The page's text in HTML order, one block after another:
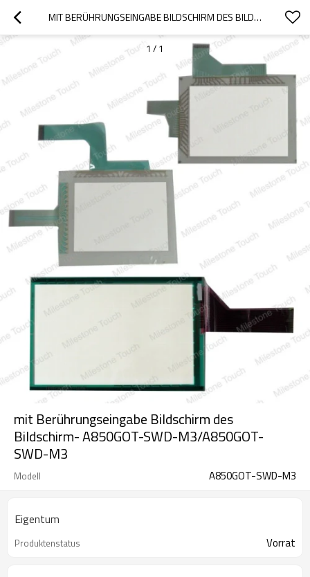
MIT BERÜHRUNGSEINGABE BILDSCHIRM DES BILDSCHIRM- A850GOT-SWD-M3/A850GOT-SWD-M3
1 / 1
mit Berührungseingabe Bildschirm des
Bildschirm- A850GOT-SWD-M3/A850GOT-
SWD-M3
Modell A850GOT-SWD-M3
Eigentum
Produktenstatus Vorrat